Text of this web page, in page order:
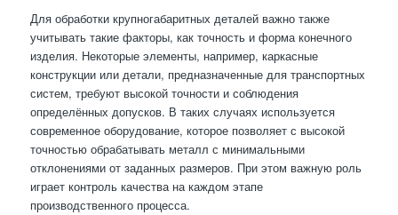
Для обработки крупногабаритных деталей важно также
учитывать такие факторы, как точность и форма конечного
изделия. Некоторые элементы, например, каркасные
конструкции или детали, предназначенные для транспортных
систем, требуют высокой точности и соблюдения
определённых допусков. В таких случаях используется
современное оборудование, которое позволяет с высокой
точностью обрабатывать металл с минимальными
отклонениями от заданных размеров. При этом важную роль
играет контроль качества на каждом этапе
производственного процесса.